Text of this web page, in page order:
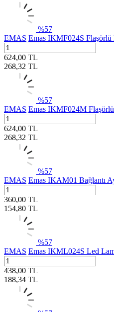
%57
EMAS Emas IKMF024S Flaşörlü
624,00 TL
268,32 TL
%57
EMAS Emas IKMF024M
624,00 TL
268,32 TL
%57
EMAS Emas IKAM01 Bağlantı
360,00 TL
154,80 TL
%57
EMAS Emas IKML024S Led
438,00 TL
188,34 TL